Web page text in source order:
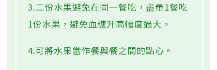
3.二份水果避免在同一餐吃，盡量1餐吃
1份水果，避免血糖升高幅度過大。
4.可將水果當作餐與餐之間的點心。